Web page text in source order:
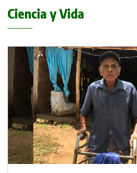
Ciencia y Vida